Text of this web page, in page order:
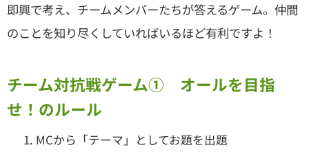
即興で考え、チームメンバーたちが答えるゲーム。仲間
のことを知り尽くしていればいるほど有利ですよ！
チーム対抗戦ゲーム① オールを目指
せ！のルール
MCから「テーマ」としてお題を出題